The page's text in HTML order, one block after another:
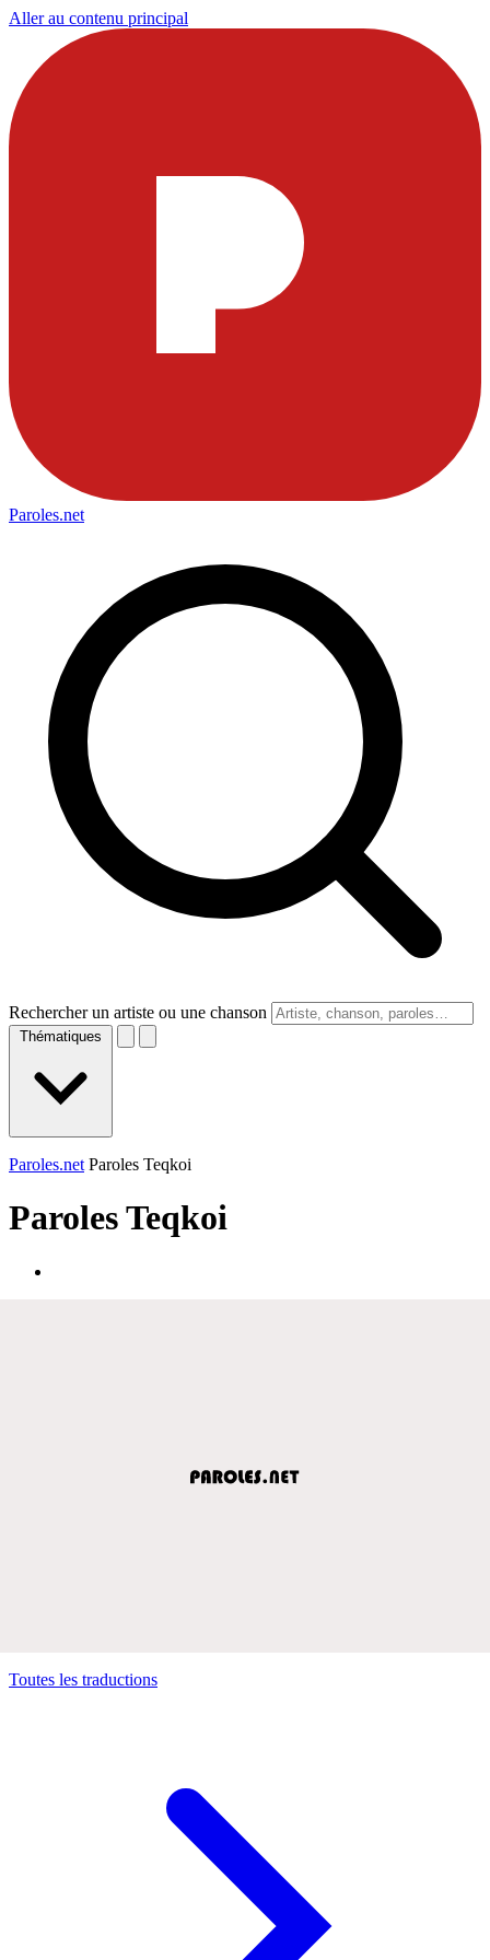
Aller au contenu principal
Paroles.net
Rechercher un artiste ou une chanson
Thématiques
Paroles.net Paroles Teqkoi
ParolesTeqkoi
Toutes les traductions